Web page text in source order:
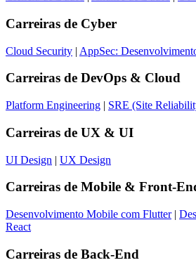
Carreiras de Cyber
Cloud Security | AppSec:
Carreiras de DevOps & Cloud
Platform Engineering | SRE (Site
Carreiras de UX & UI
UI Design | UX Design
Carreiras de Mobile & Front-
Desenvolvimento Mobile com Flutter|
React
Carreiras de Back-End